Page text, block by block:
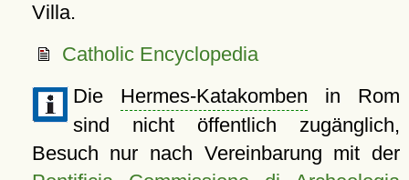
Villa.
Catholic Encyclopedia
Die Hermes-Katakomben in Rom
sind nicht öffentlich zugänglich,
Besuch nur nach Vereinbarung mit der